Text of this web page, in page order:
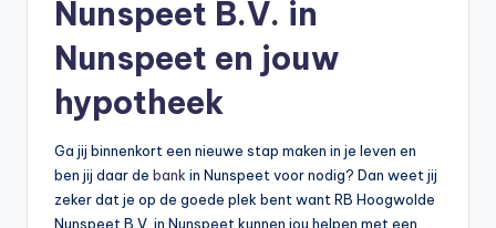
Nunspeet B.V. in
Nunspeet en jouw
hypotheek
Ga jij binnenkort een nieuwe stap maken in je leven en
ben jij daar de bank in Nunspeet voor nodig? Dan weet jij
zeker dat je op de goede plek bent want RB Hoogwolde
Nunspeet B.V. in Nunspeet kunnen jou helpen met een